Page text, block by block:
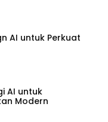
AI untuk Perkuat
AI untuk
Modern